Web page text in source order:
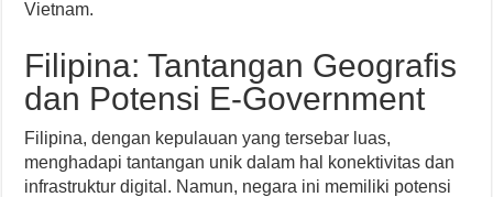
Vietnam.
Filipina: Tantangan Geografis
dan Potensi E-Government
Filipina, dengan kepulauan yang tersebar luas,
menghadapi tantangan unik dalam hal konektivitas dan
infrastruktur digital. Namun, negara ini memiliki potensi